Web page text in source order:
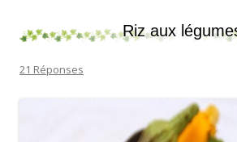
Riz aux
21 Réponses